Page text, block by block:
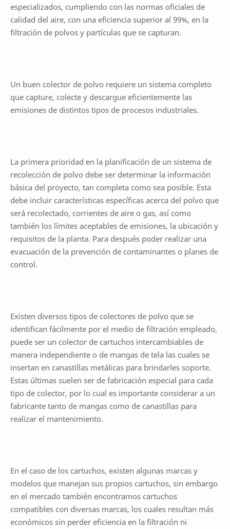
especializados, cumpliendo con las normas oficiales de
calidad del aire, con una eficiencia superior al 99%, en la
filtración de polvos y partículas que se capturan.
Un buen colector de polvo requiere un sistema completo
que capture, colecte y descargue eficientemente las
emisiones de distintos tipos de procesos industriales.
La primera prioridad en la planificación de un sistema de
recolección de polvo debe ser determinar la información
básica del proyecto, tan completa como sea posible. Esta
debe incluir características específicas acerca del polvo que
será recolectado, corrientes de aire o gas, así como
también los límites aceptables de emisiones, la ubicación y
requisitos de la planta. Para después poder realizar una
evacuación de la prevención de contaminantes o planes de
control.
Existen diversos tipos de colectores de polvo que se
identifican fácilmente por el medio de filtración empleado,
puede ser un colector de cartuchos intercambiables de
manera independiente o de mangas de tela las cuales se
insertan en canastillas metálicas para brindarles soporte.
Estas últimas suelen ser de fabricación especial para cada
tipo de colector, por lo cual es importante considerar a un
fabricante tanto de mangas como de canastillas para
realizar el mantenimiento.
En el caso de los cartuchos, existen algunas marcas y
modelos que manejan sus propios cartuchos, sin embargo
en el mercado también encontramos cartuchos
compatibles con diversas marcas, los cuales resultan más
económicos sin perder eficiencia en la filtración ni